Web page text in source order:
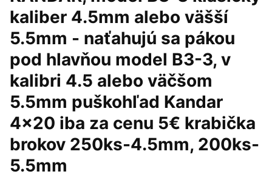
kaliber 4.5mm alebo väšší
5.5mm - naťahujú sa pákou
pod hlavňou model B3-3, v
kalibri 4.5 alebo väčšom
5.5mm puškohľad Kandar
4x20 iba za cenu 5€ krabička
brokov 250ks-4.5mm, 200ks-
5.5mm